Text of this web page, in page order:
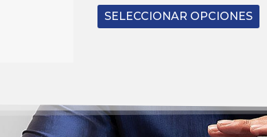
SELECCIONAR OPCIONES